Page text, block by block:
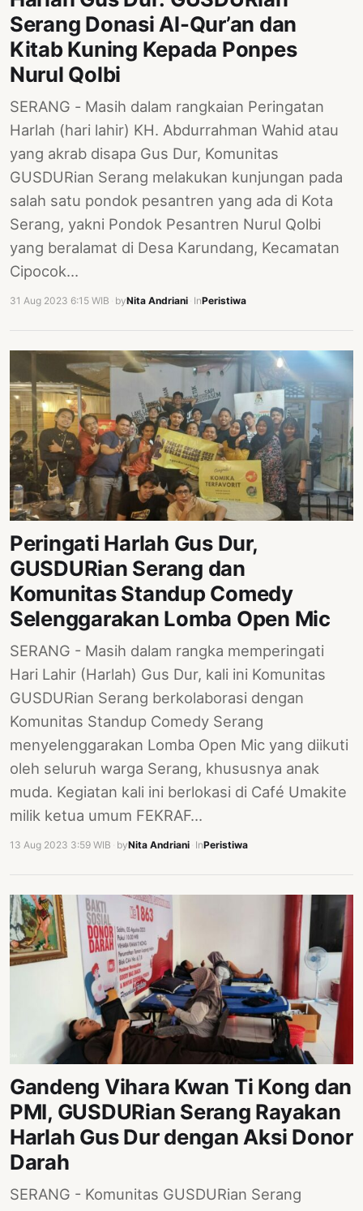
Serang Donasi Al-Qur’an dan
Kitab Kuning Kepada Ponpes
Nurul Qolbi
SERANG - Masih dalam rangkaian Peringatan
Harlah (hari lahir) KH. Abdurrahman Wahid atau
yang akrab disapa Gus Dur, Komunitas
GUSDURian Serang melakukan kunjungan pada
salah satu pondok pesantren yang ada di Kota
Serang, yakni Pondok Pesantren Nurul Qolbi
yang beralamat di Desa Karundang, Kecamatan
Cipocok…
31 Aug 2023 6:15 WIB byNita Andriani InPeristiwa
Peringati Harlah Gus Dur,
GUSDURian Serang dan
Komunitas Standup Comedy
Selenggarakan Lomba Open Mic
SERANG - Masih dalam rangka memperingati
Hari Lahir (Harlah) Gus Dur, kali ini Komunitas
GUSDURian Serang berkolaborasi dengan
Komunitas Standup Comedy Serang
menyelenggarakan Lomba Open Mic yang diikuti
oleh seluruh warga Serang, khususnya anak
muda. Kegiatan kali ini berlokasi di Café Umakite
milik ketua umum FEKRAF…
13 Aug 2023 3:59 WIB byNita Andriani InPeristiwa
Gandeng Vihara Kwan Ti Kong dan
PMI, GUSDURian Serang Rayakan
Harlah Gus Dur dengan Aksi Donor
Darah
SERANG - Komunitas GUSDURian Serang